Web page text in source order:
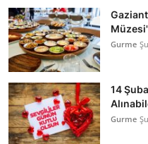
Gurme
14
Gurme